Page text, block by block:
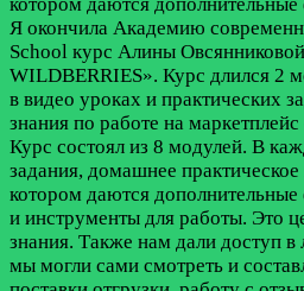
Я окончила Академию
School курс Алины
WILDBERRIES». Курс длился 2
в видео уроках и практических
знания по работе на
Курс состоял из 8 модулей. В
задания, домашнее
котором даются
и инструменты для работы. Это
знания. Также нам дали доступ
мы могли сами смотреть и